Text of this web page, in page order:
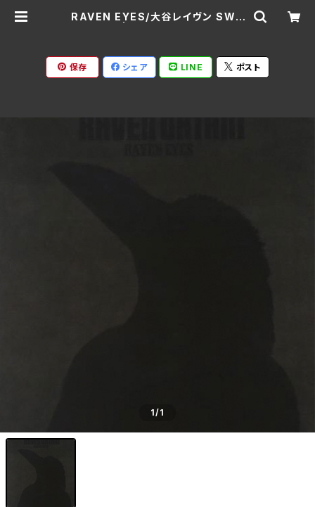
RAVEN EYES/大谷レイヴン SWA
保存 シェア LINE ポスト
1/1